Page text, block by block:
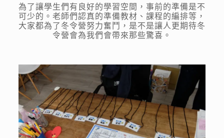
為了讓學生們有良好的學習空間，事前的準備是不
可少的。老師們認真的準備教材、課程的編排等，
大家都為了冬令營努力奮鬥，是不是讓人更期待冬
令營會為我們會帶來那些驚喜。